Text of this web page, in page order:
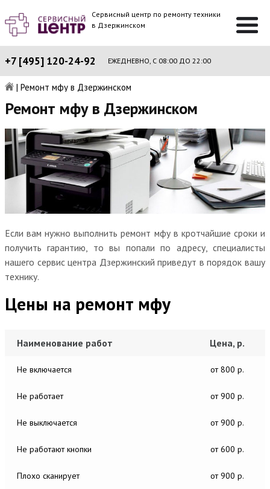
Сервисный центр по ремонту техники
в Дзержинском
+7 [495] 120-24-92 ЕЖЕДНЕВНО, С 08:00 ДО 22:00
| Ремонт мфу в Дзержинском
Ремонт мфу в Дзержинском
Если вам нужно выполнить ремонт мфу в кротчайшие сроки и
получить гарантию, то вы попали по адресу, специалисты
нашего сервис центра Дзержинский приведут в порядок вашу
технику.
Цены на ремонт мфу
Наименование работ Цена, р.
Не включается от 800 р.
Не работает от 900 р.
Не выключается от 900 р.
Не работают кнопки от 600 р.
Плохо сканирует от 900 р.